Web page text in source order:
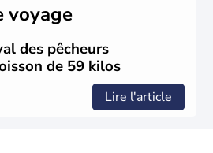
voyage
des pêcheurs
de 59 kilos
Lire l'article